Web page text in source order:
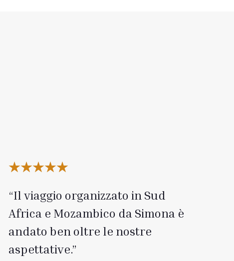
Il viaggio organizzato in Sud
Africa e Mozambico da Simona è
andato ben oltre le nostre
aspettative.